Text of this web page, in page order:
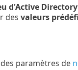
d'Active Directory
des valeurs
paramètres de